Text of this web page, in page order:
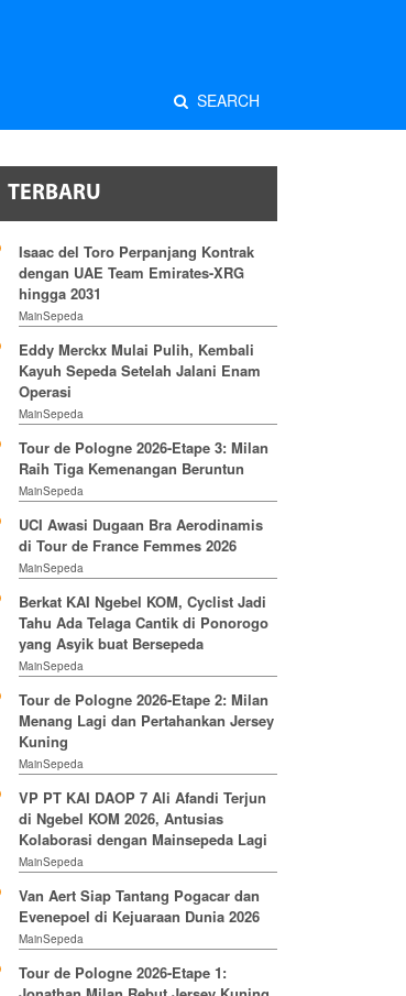
SEARCH
TERBARU
Isaac del Toro Perpanjang Kontrak
dengan UAE Team Emirates-XRG
hingga 2031
MainSepeda
Eddy Merckx Mulai Pulih, Kembali
Kayuh Sepeda Setelah Jalani Enam
Operasi
MainSepeda
Tour de Pologne 2026-Etape 3: Milan
Raih Tiga Kemenangan Beruntun
MainSepeda
UCI Awasi Dugaan Bra Aerodinamis
di Tour de France Femmes 2026
MainSepeda
Berkat KAI Ngebel KOM, Cyclist Jadi
Tahu Ada Telaga Cantik di Ponorogo
yang Asyik buat Bersepeda
MainSepeda
Tour de Pologne 2026-Etape 2: Milan
Menang Lagi dan Pertahankan Jersey
Kuning
MainSepeda
VP PT KAI DAOP 7 Ali Afandi Terjun
di Ngebel KOM 2026, Antusias
Kolaborasi dengan Mainsepeda Lagi
MainSepeda
Van Aert Siap Tantang Pogacar dan
Evenepoel di Kejuaraan Dunia 2026
MainSepeda
Tour de Pologne 2026-Etape 1: